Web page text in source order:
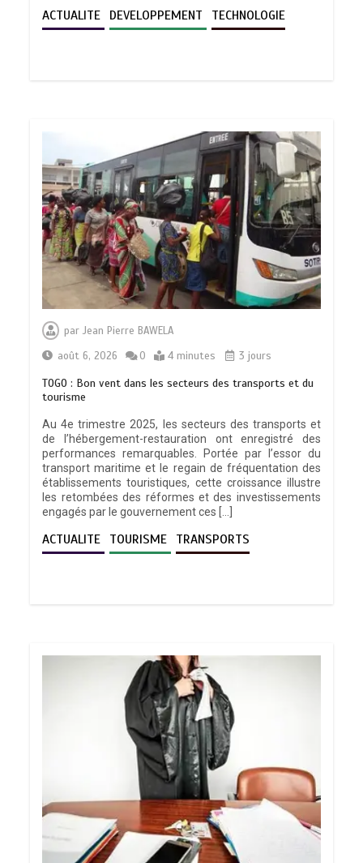
ACTUALITE DEVELOPPEMENT TECHNOLOGIE
parJean Pierre BAWELA
août 6, 2026
0 4 minutes 3 jours
TOGO : Bon vent dans les secteurs des transports et du
tourisme
Au 4e trimestre 2025, les secteurs des transports et
de l’hébergement-restauration ont enregistré des
performances remarquables. Portée par l’essor du
transport maritime et le regain de fréquentation des
établissements touristiques, cette croissance illustre
les retombées des réformes et des investissements
engagés par le gouvernement ces […]
ACTUALITE TOURISME TRANSPORTS